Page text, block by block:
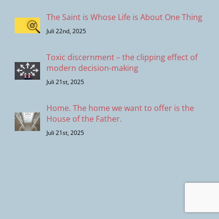
The Saint is Whose Life is About One Thing
Juli 22nd, 2025
Toxic discernment – the clipping effect of
modern decision-making
Juli 21st, 2025
Home. The home we want to offer is the
House of the Father.
Juli 21st, 2025